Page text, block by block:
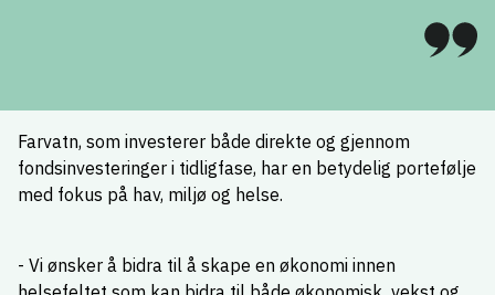
Farvatn, som investerer både direkte og gjennom
fondsinvesteringer i tidligfase, har en betydelig portefølje
med fokus på hav, miljø og helse.
- Vi ønsker å bidra til å skape en økonomi innen